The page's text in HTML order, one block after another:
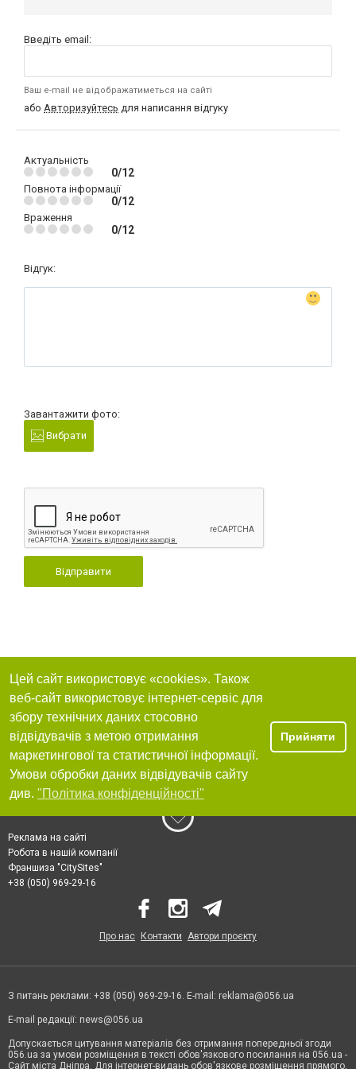
Введіть email:
Ваш e-mail не відображатиметься на сайті
або Авторизуйтесь для написання відгуку
Актуальність
0/12
Повнота інформації
0/12
Враження
0/12
Відгук:
Завантажити фото:
Вибрати
Відправити
Цей сайт використовує «cookies». Також
веб-сайт використовує інтернет-сервіс для
збору технічних даних стосовно
відвідувачів з метою отримання
маркетингової та статистичної інформації.
Умови обробки даних відвідувачів сайту
див. "Політика конфіденційності"
Прийняти
Реклама на сайті
Робота в нашій компанії
Франшиза "CitySites"
+38 (050) 969-29-16
Про нас Контакти Автори проєкту
З питань реклами: +38 (050) 969-29-16. E-mail: reklama@056.ua
E-mail редакції: news@056.ua
Допускається цитування матеріалів без отримання попередньої згоди
056.ua за умови розміщення в тексті обов'язкового посилання на 056.ua -
Сайт міста Дніпра. Для інтернет-видань обов'язкове розміщення прямого,